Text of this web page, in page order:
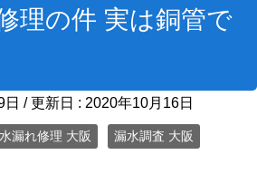
理の件 実は銅管で
/ 更新日 : 2020年10月16日
漏れ修理 大阪 漏水調査 大阪